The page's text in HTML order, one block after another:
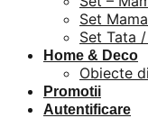
Set
Set Tata
Home & Deco
Obiecte
Promotii
Autentificare